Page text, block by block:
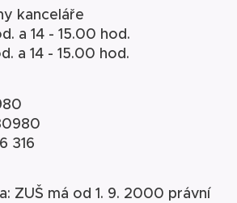
kanceláře
a 14 - 15.00 hod.
hod. a 14 - 15.00 hod.
316
ZUŠ má od 1. 9. 2000 právní